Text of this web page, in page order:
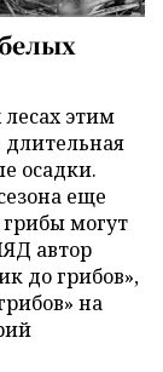
этим
осадки.
еще
могут
автор
до грибов»,
на